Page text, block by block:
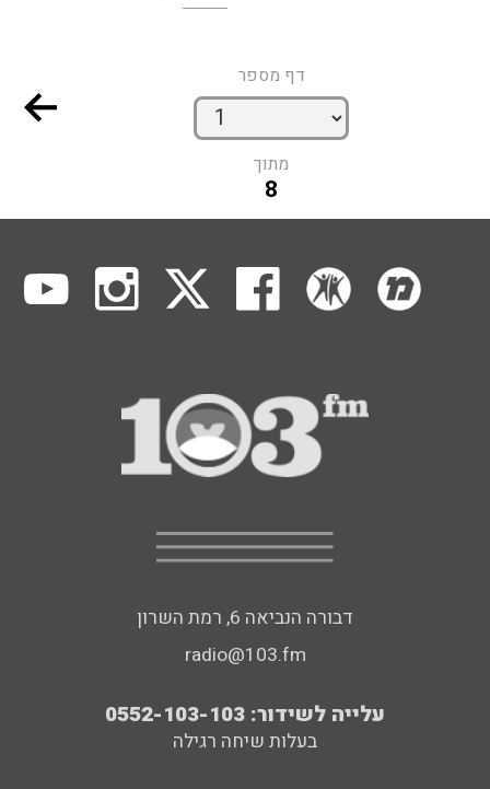
דף מספר
מתוך
8
דבורה הנביאה 6, רמת השרון
radio@103.fm
עלייה לשידור: 0552-103-103
בעלות שיחה רגילה